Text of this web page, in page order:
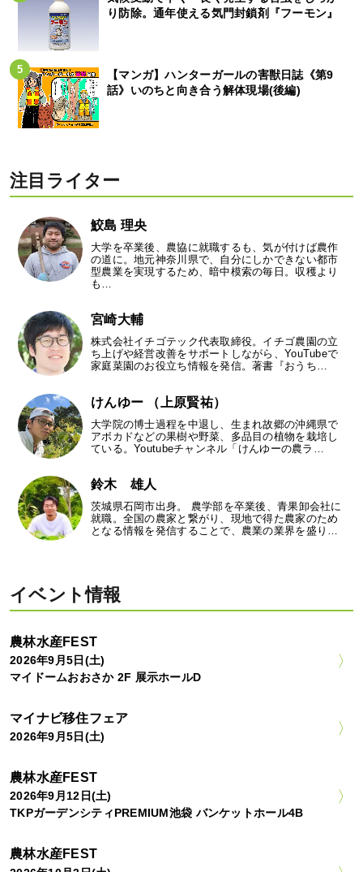
り防除。通年使える気門封鎖剤『フーモン』
【マンガ】ハンターガールの害獣日誌《第9
話》いのちと向き合う解体現場(後編)
注目ライター
鮫島 理央
大学を卒業後、農協に就職するも、気が付けば農作
の道に。地元神奈川県で、自分にしかできない都市
型農業を実現するため、暗中模索の毎日。収穫より
も…
宮崎大輔
株式会社イチゴテック代表取締役。イチゴ農園の立
ち上げや経営改善をサポートしながら、YouTubeで
家庭菜園のお役立ち情報を発信。著書『おうち…
けんゆー （上原賢祐）
大学院の博士過程を中退し、生まれ故郷の沖縄県で
アボカドなどの果樹や野菜、多品目の植物を栽培し
ている。Youtubeチャンネル「けんゆーの農ラ…
鈴木 雄人
茨城県石岡市出身。 農学部を卒業後、青果卸会社に
就職。全国の農家と繋がり、現地で得た農家のため
となる情報を発信することで、農業の業界を盛り…
イベント情報
農林水産FEST
2026年9月5日(土)
マイドームおおさか 2F 展示ホールD
マイナビ移住フェア
2026年9月5日(土)
農林水産FEST
2026年9月12日(土)
TKPガーデンシティPREMIUM池袋 バンケットホール4B
農林水産FEST